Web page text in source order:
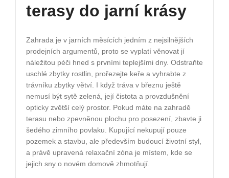
terasy do jarní krásy
Zahrada je v jarních měsících jedním z nejsilnějších
prodejních argumentů, proto se vyplatí věnovat jí
náležitou péči hned s prvními teplejšími dny. Odstraňte
uschlé zbytky rostlin, prořezejte keře a vyhrabte z
trávníku zbytky větví. I když tráva v březnu ještě
nemusí být sytě zelená, její čistota a provzdušnění
opticky zvětší celý prostor. Pokud máte na zahradě
terasu nebo zpevněnou plochu pro posezení, zbavte ji
šedého zimního povlaku. Kupující nekupují pouze
pozemek a stavbu, ale především budoucí životní styl,
a právě upravená relaxační zóna je místem, kde se
jejich sny o novém domově zhmotňují.